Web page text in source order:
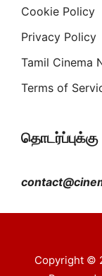
Cookie Policy
Privacy Policy
Tamil Cinema
Terms of
தொடர்ப்புக்கு
Copyright ©